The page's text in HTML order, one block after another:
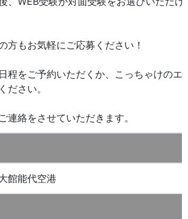
方もお気軽にご応募ください！
程をご予約いただくか、こっちゃけのエ
ださい。
連絡をさせていただきます。
館能代空港